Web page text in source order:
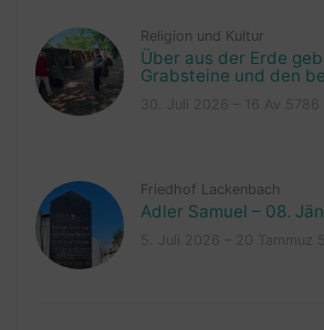
Religion und Kultur
Über aus der Erde
Grabsteine und den
Friedhof Lackenbach
Adler Samuel – 08.